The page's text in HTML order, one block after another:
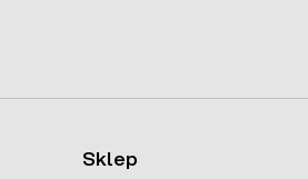
Sklep